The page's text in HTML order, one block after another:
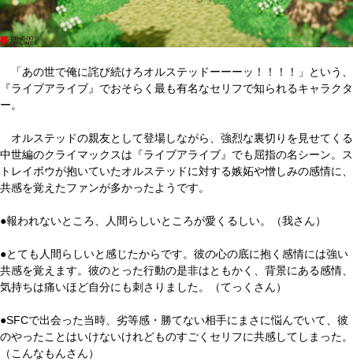
「あの世で俺に詫び続けろオルステッドーーーッ！！！！」という、
『ライブアライブ』でおそらく最も有名なセリフで知られるキャラクタ
ー。
オルステッドの親友として登場しながら、強烈な裏切りを見せてくる
中世編のクライマックスは『ライブアライブ』でも屈指の名シーン。ス
トレイボウが抱いていたオルステッドに対する嫉妬や憎しみの感情に、
共感を覚えたファンが多かったようです。
●報われないところ、人間らしいところが愛くるしい。（我さん）
●とても人間らしいと感じたからです。彼の心の底に抱く感情には強い
共感を覚えます。彼のとった行動の是非はともかく、背景にある感情、
気持ちは痛いほど自分にも刺さりました。（てっくさん）
●SFCで出会った当時、劣等感・勝てない相手にまさに悩んでいて、彼
のやったことはいけないけれどものすごくセリフに共感してしまった。
（こんなもんさん）